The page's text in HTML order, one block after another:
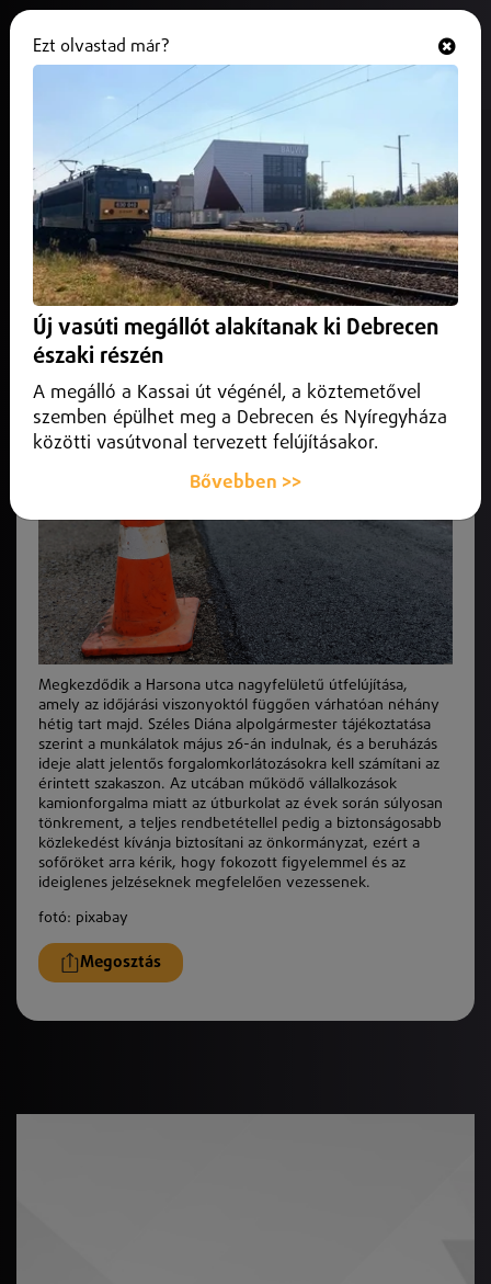
Megkezdődik a Harsona utca
nagyfelületű útfelújítása
2026. május 26.Közlekedés infó
Megkezdődik a Harsona utca nagyfelületű útfelújítása,
amely az időjárási viszonyoktól függően várhatóan néhány
hétig tart majd.
Megkezdődik a Harsona utca nagyfelületű útfelújítása,
amely az időjárási viszonyoktól függően várhatóan néhány
hétig tart majd. Széles Diána alpolgármester tájékoztatása
szerint a munkálatok május 26-án indulnak, és a beruházás
ideje alatt jelentős forgalomkorlátozásokra kell számítani az
érintett szakaszon. Az utcában működő vállalkozások
kamionforgalma miatt az útburkolat az évek során súlyosan
tönkrement, a teljes rendbetétellel pedig a biztonságosabb
közlekedést kívánja biztosítani az önkormányzat, ezért a
sofőröket arra kérik, hogy fokozott figyelemmel és az
ideiglenes jelzéseknek megfelelően vezessenek.
fotó: pixabay
Megosztás
Ezt olvastad már?
Új vasúti megállót alakítanak ki Debrecen
északi részén
A megálló a Kassai út végénél, a köztemetővel
szemben épülhet meg a Debrecen és Nyíregyháza
közötti vasútvonal tervezett felújításakor.
Bővebben >>